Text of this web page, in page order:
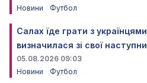
Новини
Футбол
Салах їде грати з
визначилася зі свої
05.08.2026 09:03
Новини
Футбол